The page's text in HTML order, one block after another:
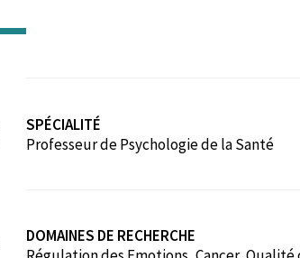
SPÉCIALITÉ
Professeur de Psychologie de la Santé
DOMAINES DE RECHERCHE